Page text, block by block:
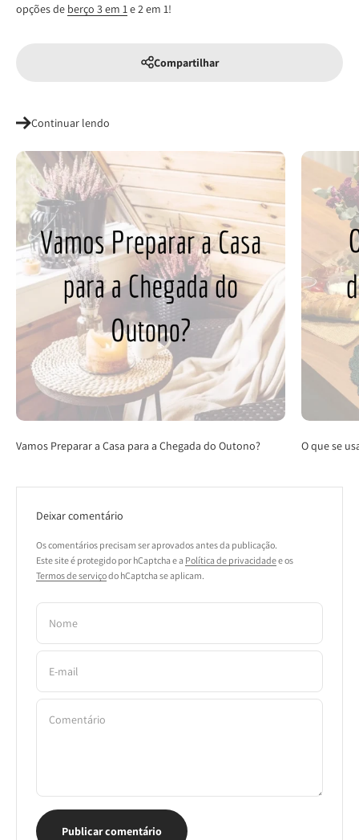
opções de berço 3 em 1e 2 em 1!
Compartilhar
Continuar lendo
Vamos Preparar a Casa para a Chegada do Outono? O que se
Deixar comentário
Os comentários precisam ser aprovados antes da publicação.
Este site é protegido por hCaptcha e a Política de privacidadee os
Termos de serviçodo hCaptcha se aplicam.
Nome
E-mail
Comentário
Publicar comentário